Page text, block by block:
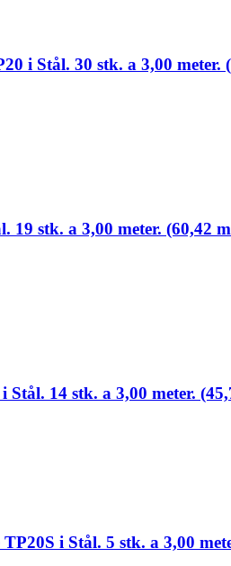
i Stål. 30 stk. a 3,00 meter.
19 stk. a 3,00 meter. (60,42
Stål. 14 stk. a 3,00 meter.
i Stål. 5 stk. a 3,00